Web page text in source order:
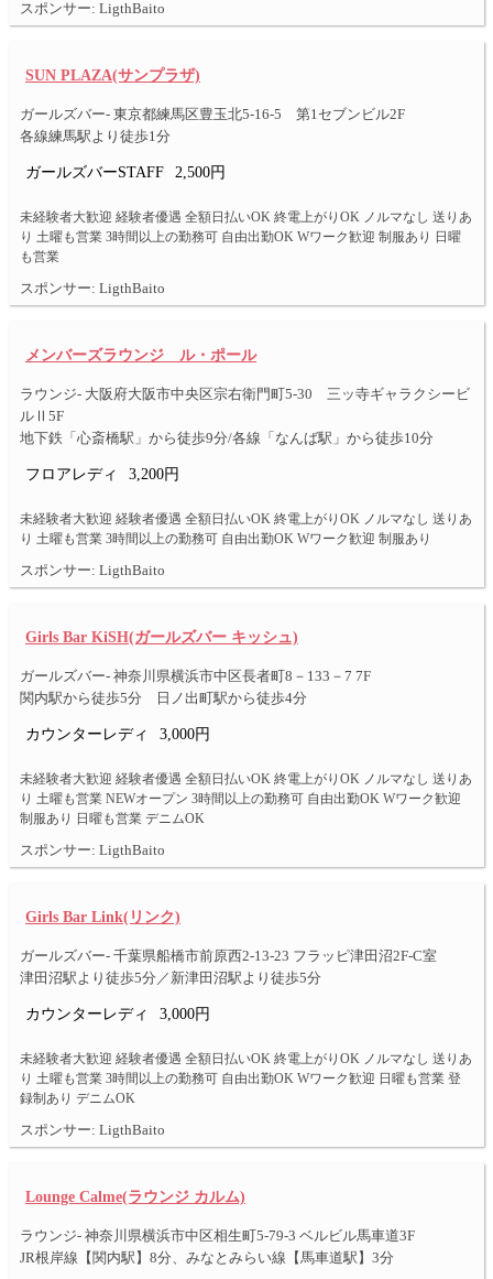
スポンサー: LigthBaito
SUN PLAZA(サンプラザ)
ガールズバー- 東京都練馬区豊玉北5-16-5 第1セブンビル2F
各線練馬駅より徒歩1分
ガールズバーSTAFF 2,500円
未経験者大歓迎 経験者優遇 全額日払いOK 終電上がりOK ノルマなし 送りあ
り 土曜も営業 3時間以上の勤務可 自由出勤OK Wワーク歓迎 制服あり 日曜
も営業
スポンサー: LigthBaito
メンバーズラウンジ ル・ポール
ラウンジ- 大阪府大阪市中央区宗右衛門町5-30 三ッ寺ギャラクシービ
ルⅡ5F
地下鉄「心斎橋駅」から徒歩9分/各線「なんば駅」から徒歩10分
フロアレディ 3,200円
未経験者大歓迎 経験者優遇 全額日払いOK 終電上がりOK ノルマなし 送りあ
り 土曜も営業 3時間以上の勤務可 自由出勤OK Wワーク歓迎 制服あり
スポンサー: LigthBaito
Girls Bar KiSH(ガールズバー キッシュ)
ガールズバー- 神奈川県横浜市中区長者町8－133－7 7F
関内駅から徒歩5分 日ノ出町駅から徒歩4分
カウンターレディ 3,000円
未経験者大歓迎 経験者優遇 全額日払いOK 終電上がりOK ノルマなし 送りあ
り 土曜も営業 NEWオープン 3時間以上の勤務可 自由出勤OK Wワーク歓迎
制服あり 日曜も営業 デニムOK
スポンサー: LigthBaito
Girls Bar Link(リンク)
ガールズバー- 千葉県船橋市前原西2-13-23 フラッピ津田沼2F-C室
津田沼駅より徒歩5分／新津田沼駅より徒歩5分
カウンターレディ 3,000円
未経験者大歓迎 経験者優遇 全額日払いOK 終電上がりOK ノルマなし 送りあ
り 土曜も営業 3時間以上の勤務可 自由出勤OK Wワーク歓迎 日曜も営業 登
録制あり デニムOK
スポンサー: LigthBaito
Lounge Calme(ラウンジ カルム)
ラウンジ- 神奈川県横浜市中区相生町5-79-3 ベルビル馬車道3F
JR根岸線【関内駅】8分、みなとみらい線【馬車道駅】3分